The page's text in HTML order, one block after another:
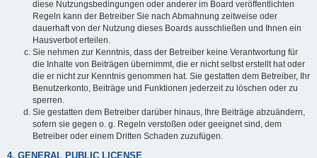
diese Nutzungsbedingungen oder anderer im Board veröffentlichten
Regeln kann der Betreiber Sie nach Abmahnung zeitweise oder
dauerhaft von der Nutzung dieses Boards ausschließen und Ihnen ein
Hausverbot erteilen.
Sie nehmen zur Kenntnis, dass der Betreiber keine Verantwortung für
die Inhalte von Beiträgen übernimmt, die er nicht selbst erstellt hat oder
die er nicht zur Kenntnis genommen hat. Sie gestatten dem Betreiber, Ihr
Benutzerkonto, Beiträge und Funktionen jederzeit zu löschen oder zu
sperren.
Sie gestatten dem Betreiber darüber hinaus, Ihre Beiträge abzuändern,
sofern sie gegen o. g. Regeln verstoßen oder geeignet sind, dem
Betreiber oder einem Dritten Schaden zuzufügen.
4. GENERAL PUBLIC LICENSE